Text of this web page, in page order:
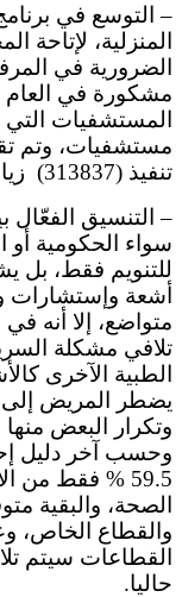
– التوسع في
المنزلية، لإتاحة
الضرورية في
تنفيذ (313837) زيارة بواسطة (353) فريقا طبيا.
– التنسيق الفعّال
سواء الحكومية
للتنويم فقط، بل
أشعة وإستشارات
متواضع، إلا أنه
تلافي مشكلة
الطبية الآخرى
يضطر المريض إلى
وتكرار البعض
وحسب آخر دليل
59.5 % فقط من
الصحة، والبقية
والقطاع الخاص،
القطاعات سيتم
حاليا.